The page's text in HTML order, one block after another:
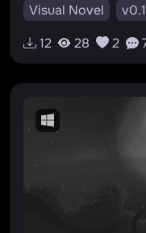
Visual Novel
v0.1
12
28 2